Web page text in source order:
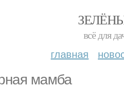
всё для
главная
мамба